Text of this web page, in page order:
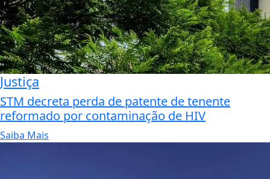
Justiça
STM decreta perda de patente de tenente
reformado por contaminação de HIV
Saiba Mais